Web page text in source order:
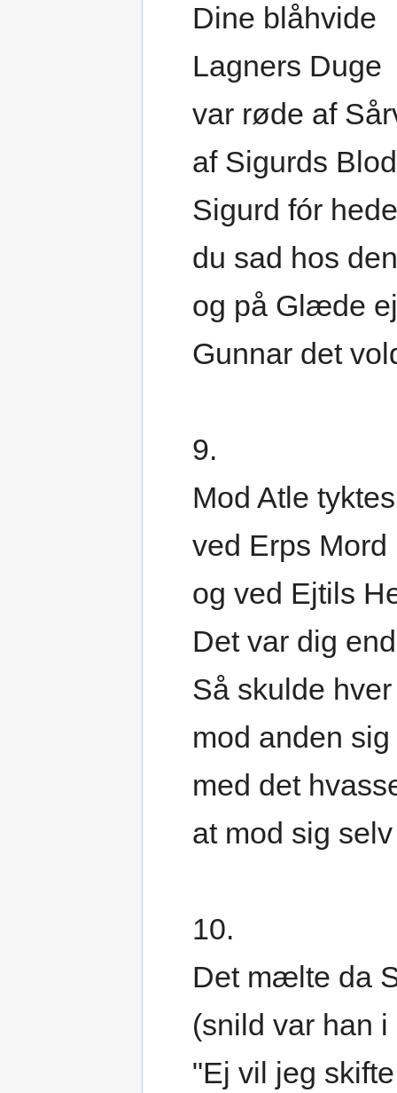
Dine blåhvide
Lagners Duge
var røde af
af Sigurds
Sigurd fór
du sad hos
og på Glæde
Gunnar det
9.
Mod Atle
ved Erps Mord
og ved Ejtils
Det var dig
Så skulde hver
mod anden
med det
at mod sig
10.
Det mælte da
(snild var han i
"Ej vil jeg skifte